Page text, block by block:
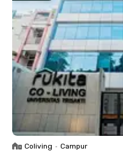
Coliving • Campur